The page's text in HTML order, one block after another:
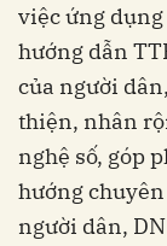
việc ứng
hướng dẫn
của người
thiện, nhân
nghệ số, góp
hướng
người dân,